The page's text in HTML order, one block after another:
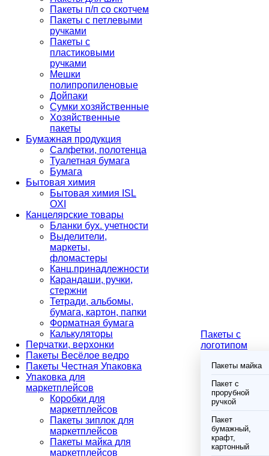
Пакеты п/п со скотчем
Пакеты с петлевыми
ручками
Пакеты с
пластиковыми
ручками
Мешки
полипропиленовые
Дойпаки
Сумки хозяйственные
Хозяйственные
пакеты
Бумажная продукция
Салфетки, полотенца
Туалетная бумага
Бумага
Бытовая химия
Бытовая химия ISL
OXI
Канцелярские товары
Бланки бух. учетности
Выделители,
маркеты,
фломастеры
Канц.принадлежности
Карандаши, ручки,
стержни
Тетради, альбомы,
бумага, картон, папки
Форматная бумага
Калькуляторы
Перчатки, верхонки
Пакеты Весёлое ведро
Пакеты Честная Упаковка
Упаковка для
маркетплейсов
Коробки для
маркетплейсов
Пакеты зиплок для
маркетплейсов
Пакеты майка для
маркетплейсов
Пакеты с
логотипом
Пакеты майка
Пакет с
прорубной
ручкой
Пакет
бумажный,
крафт,
картонный